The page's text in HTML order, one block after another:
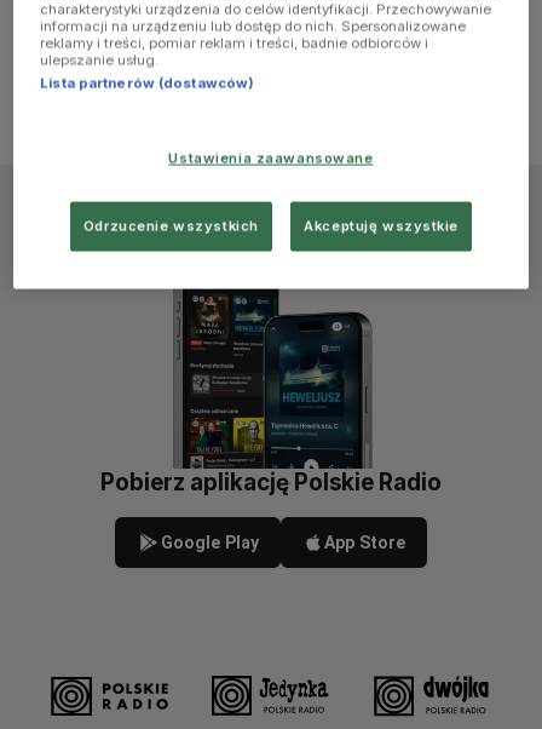
information)
Pobierz aplikację Polskie Radio
Google Play App Store
charakterystyki urządzenia do celów identyfikacji. Przechowywanie
informacji na urządzeniu lub dostęp do nich. Spersonalizowane
reklamy i treści, pomiar reklam i treści, badnie odbiorców i
ulepszanie usług.
Lista partnerów (dostawców)
Ustawienia zaawansowane
Odrzucenie wszystkich Akceptuję wszystkie